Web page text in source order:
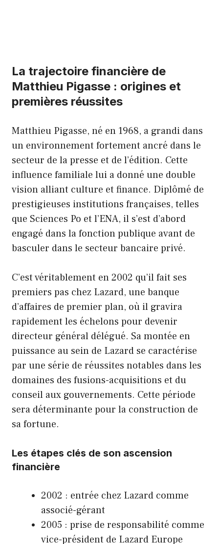
La trajectoire financière de
Matthieu Pigasse : origines et
premières réussites
Matthieu Pigasse, né en 1968, a grandi dans
un environnement fortement ancré dans le
secteur de la presse et de l’édition. Cette
influence familiale lui a donné une double
vision alliant culture et finance. Diplômé de
prestigieuses institutions françaises, telles
que Sciences Po et l’ENA, il s’est d’abord
engagé dans la fonction publique avant de
basculer dans le secteur bancaire privé.
C’est véritablement en 2002 qu’il fait ses
premiers pas chez Lazard, une banque
d’affaires de premier plan, où il gravira
rapidement les échelons pour devenir
directeur général délégué. Sa montée en
puissance au sein de Lazard se caractérise
par une série de réussites notables dans les
domaines des fusions-acquisitions et du
conseil aux gouvernements. Cette période
sera déterminante pour la construction de
sa fortune.
Les étapes clés de son ascension
financière
2002 : entrée chez Lazard comme
associé-gérant
2005 : prise de responsabilité comme
vice-président de Lazard Europe